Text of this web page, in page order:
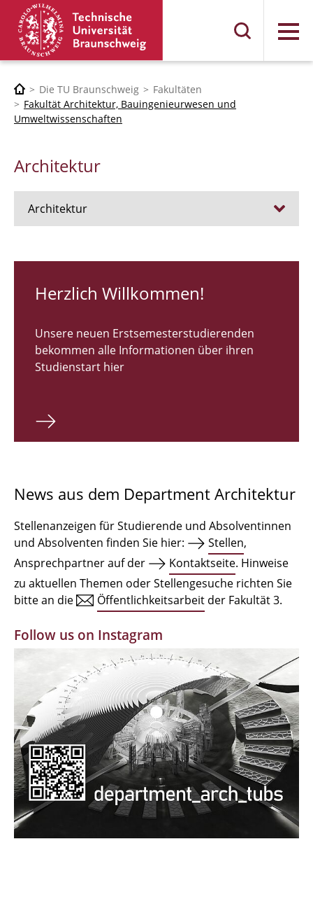
Menü
Die TU Braunschweig
Fakultäten
Fakultät Architektur, Bauingenieurwesen und
Umweltwissenschaften
Architektur
Architektur
RUNDGANG 26
Bachelor Architektur
Master Architektur
Qualifikationsprofil
Institute
Einrichtungen
Zeichensäle
MBW | Modellbauwerkstatt
Alumni | cloud club
Dokumente und Downloads
Herzlich Willkommen!
Unsere neuen Erstsemesterstudierenden
bekommen alle Informationen über ihren
Studienstart hier
News aus dem Department Architektur
Stellenanzeigen für Studierende und Absolventinnen
und Absolventen finden Sie hier:
Stellen,
Ansprechpartner auf der
Kontaktseite. Hinweise
zu aktuellen Themen oder Stellengesuche richten Sie
bitte an die
Öffentlichkeitsarbeit der Fakultät 3.
Follow us on Instagram